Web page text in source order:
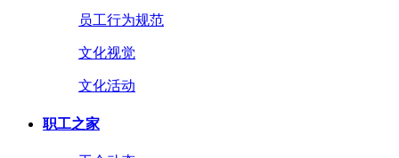
员工行为规范
文化视觉
文化活动
职工之家